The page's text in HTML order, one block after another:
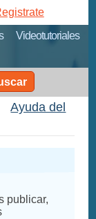
Videotutoriales
Ayuda del
publicar,